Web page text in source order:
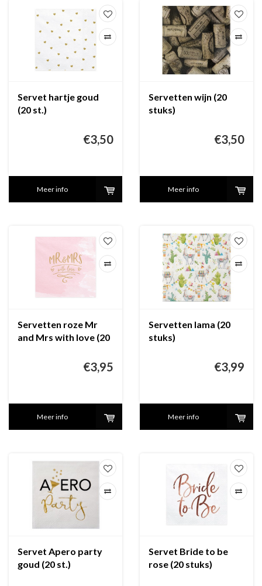
Servet hartje goud
(20 st.)
€3,50
Meer info
Servetten wijn (20
stuks)
€3,50
Meer info
Servetten roze Mr
and Mrs with love (20
€3,95
Meer info
Servetten lama (20
stuks)
€3,99
Meer info
Servet Apero party
goud (20 st.)
Servet Bride to be
rose (20 stuks)